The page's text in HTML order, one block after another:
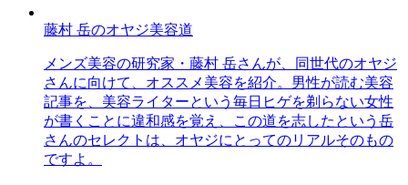
藤村 岳のオヤジ美容道
メンズ美容の研究家・藤村 岳さんが、同世代のオヤジ
さんに向けて、オススメ美容を紹介。男性が読む美容
記事を、美容ライターという毎日ヒゲを剃らない女性
が書くことに違和感を覚え、この道を志したという岳
さんのセレクトは、オヤジにとってのリアルそのもの
ですよ。